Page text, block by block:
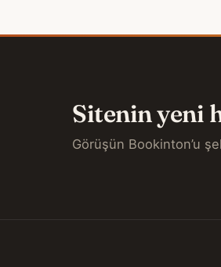
Sitenin yeni
Görüşün Bookinton’u